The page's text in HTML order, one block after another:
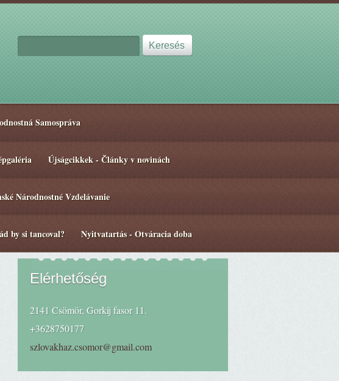
Samospráva
Újságcikkek - Články v novinách
Národnostné Vzdelávanie
by si tancoval? Nyitvatartás - Otváracia doba
Elérhetőség
2141 Csömör, Gorkij fasor 11.
+3628750177
szlovakhaz.csomor@gmail.com